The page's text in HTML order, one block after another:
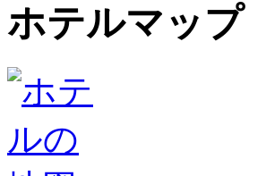
ホテルマップ